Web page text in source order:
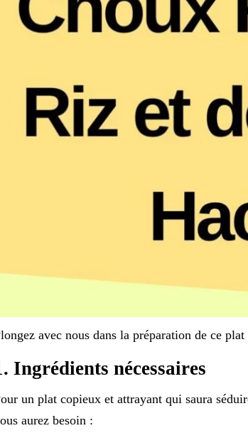
avec nous dans la préparation de ce
Ingrédients nécessaires
un plat copieux et attrayant qui saura
aurez besoin :